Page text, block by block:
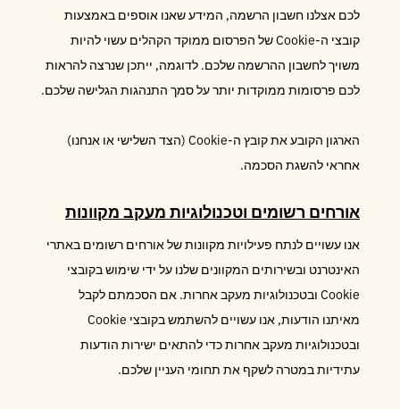
לכם אצלנו חשבון הרשמה, המידע שאנו אוספים באמצעות
קובצי ה-Cookie של הפרסום ממוקד הקהלים עשוי להיות
משויך לחשבון ההרשמה שלכם. לדוגמה, ייתכן שנרצה להראות
לכם פרסומות ממוקדות יותר על סמך התנהגות הגלישה שלכם.
הארגון הקובע את קובץ ה-Cookie (הצד השלישי או אנחנו)
אחראי להשגת הסכמה.
אורחים רשומים וטכנולוגיות מעקב מקוונות
אנו עשויים לנתח פעילויות מקוונות של אורחים רשומים באתרי
האינטרנט ובשירותים המקוונים שלנו על ידי שימוש בקובצי
Cookie ובטכנולוגיות מעקב אחרות. אם הסכמתם לקבל
מאיתנו הודעות, אנו עשויים להשתמש בקובצי Cookie
ובטכנולוגיות מעקב אחרות כדי להתאים ישירות הודעות
עתידיות במטרה לשקף את תחומי העניין שלכם.